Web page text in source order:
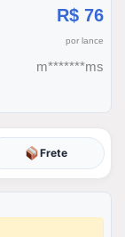
R$ 76
por lance
m*******ms
Frete